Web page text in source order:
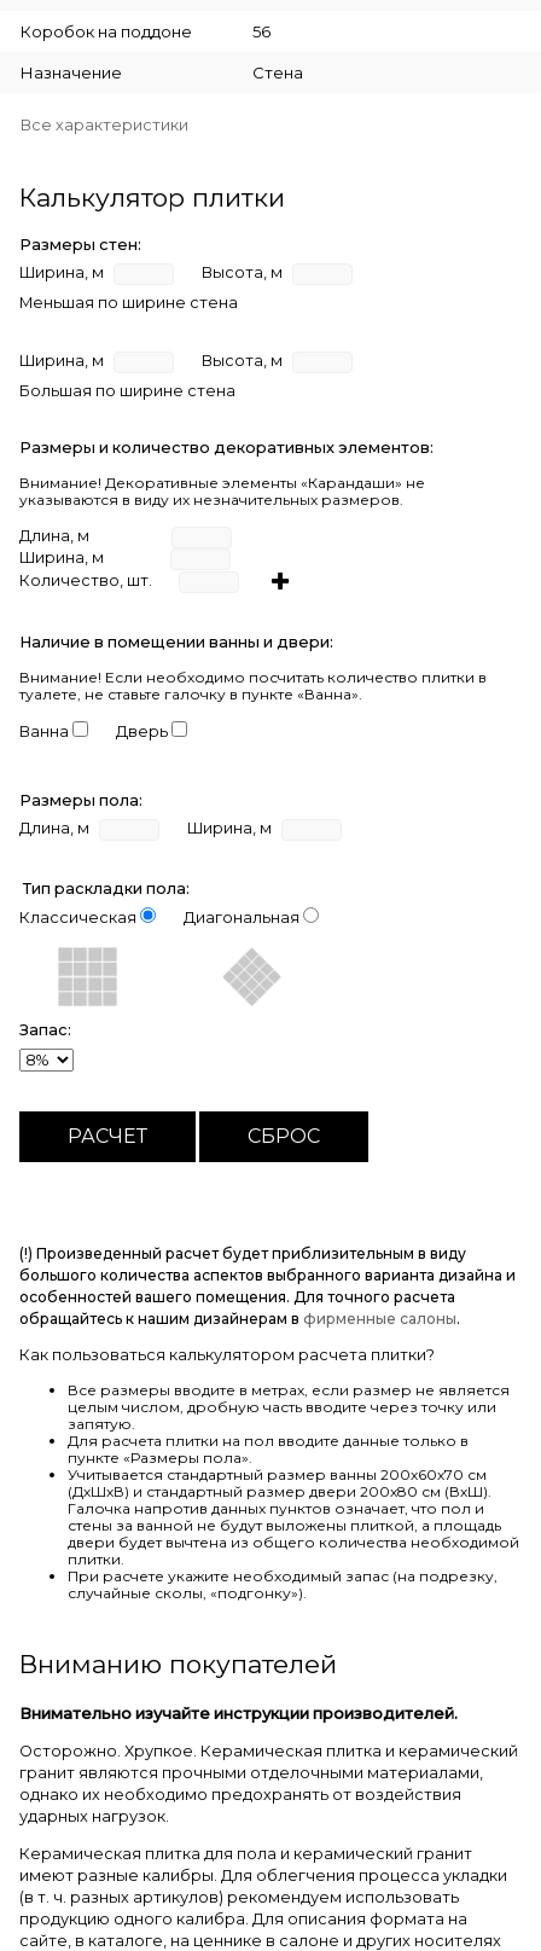
Коробок на поддоне 56
Назначение Стена
Все характеристики
Калькулятор плитки
Размеры стен:
Ширина, м
Высота, м
Меньшая по ширине стена
Ширина, м
Высота, м
Большая по ширине стена
Размеры и количество декоративных элементов:
Внимание! Декоративные элементы «Карандаши» не
указываются в виду их незначительных размеров.
Длина, м
Ширина, м
Количество, шт.
Наличие в помещении ванны и двери:
Внимание! Если необходимо посчитать количество плитки в
туалете, не ставьте галочку в пункте «Ванна».
Ванна Дверь
Размеры пола:
Длина, м
Ширина, м
Тип раскладки пола:
Классическая
Диагональная
Запас:
(!) Произведенный расчет будет приблизительным в виду
большого количества аспектов выбранного варианта дизайна и
особенностей вашего помещения. Для точного расчета
обращайтесь к нашим дизайнерам в фирменные салоны.
Как пользоваться калькулятором расчета плитки?
Все размеры вводите в метрах, если размер не является
целым числом, дробную часть вводите через точку или
запятую.
Для расчета плитки на пол вводите данные только в
пункте «Размеры пола».
Учитывается стандартный размер ванны 200х60х70 см
(ДхШхВ) и стандартный размер двери 200х80 см (ВхШ).
Галочка напротив данных пунктов означает, что пол и
стены за ванной не будут выложены плиткой, а площадь
двери будет вычтена из общего количества необходимой
плитки.
При расчете укажите необходимый запас (на подрезку,
случайные сколы, «подгонку»).
Вниманию покупателей
Внимательно изучайте инструкции производителей.
Осторожно. Хрупкое. Керамическая плитка и керамический
гранит являются прочными отделочными материалами,
однако их необходимо предохранять от воздействия
ударных нагрузок.
Керамическая плитка для пола и керамический гранит
имеют разные калибры. Для облегчения процесса укладки
(в т. ч. разных артикулов) рекомендуем использовать
продукцию одного калибра. Для описания формата на
сайте, в каталоге, на ценнике в салоне и других носителях